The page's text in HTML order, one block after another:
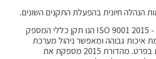
הנהלה חיונית בהפעלת התקנים השונים.
תקן ניהול איכות - 2015 9001 ISO הנו תקן כללי המספק
איכות גבוהה ומאפשר ניהול מערכת
ארגונית איכותית בפרט. מהדורת 2015 מספקת את